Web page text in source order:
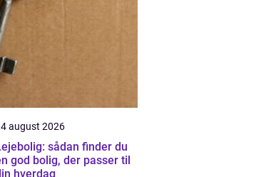
august 2026
sådan finder du
god bolig, der passer til
hverdag